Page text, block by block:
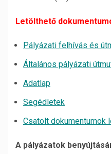
Letölthető
Pályázati felhívás és
Általános pályázati
Adatlap
Segédletek
Csatolt dokumentumok
A pályázatok